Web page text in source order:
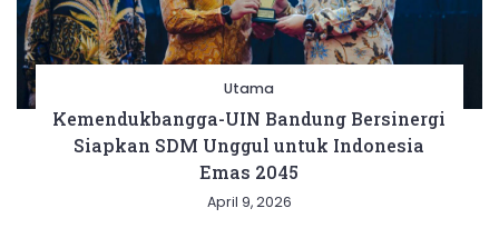
Utama
Kemendukbangga-UIN Bandung Bersinergi
Siapkan SDM Unggul untuk Indonesia
Emas 2045
April 9, 2026